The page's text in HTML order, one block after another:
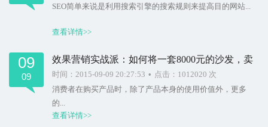
SEO简单来说是利用搜索引擎的搜索规则来提高目的网站...
查看详情>>
效果营销实战派：如何将一套8000元的沙发，卖
到58000元
时间：2015-09-09 20:27:53 • 点击：1012020 次
消费者在购买产品时，除了产品本身的使用价值外，更多
的...
查看详情>>
09
09